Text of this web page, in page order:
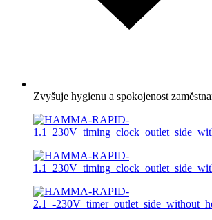
Zvyšuje hygienu a spokojenost